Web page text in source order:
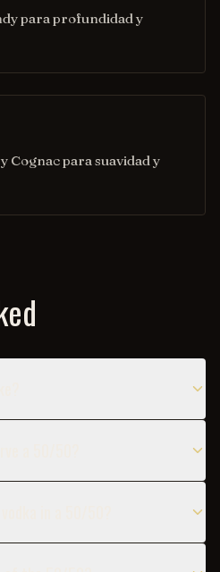
para profundidad y
Cognac para suavidad y